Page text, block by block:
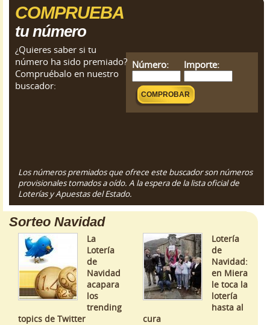
COMPRUEBA
tu número
¿Quieres saber si tu
número ha sido premiado?
Compruébalo en nuestro
buscador:
Número: Importe:
Los números premiados que ofrece este buscador son números
provisionales tomados a oído. A la espera de la lista oficial de
Loterías y Apuestas del Estado.
Sorteo Navidad
La
Lotería
de
Navidad
acapara
los
trending
topics de Twitter
Lotería
de
Navidad:
en Miera
le toca la
lotería
hasta al
cura